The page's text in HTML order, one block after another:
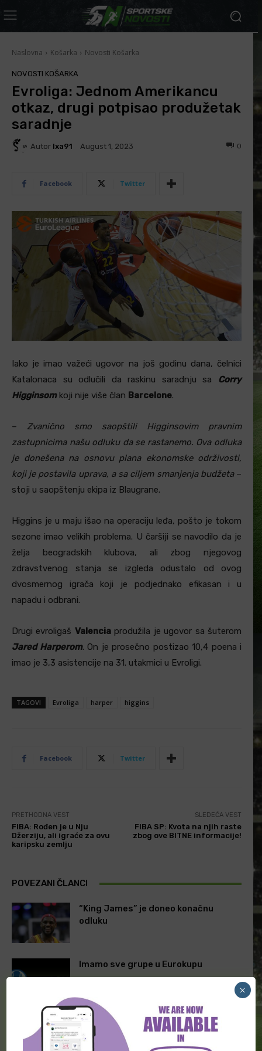
Naslovna Košarka Novosti Košarka
NOVOSTI KOŠARKA
Evroliga: Jednom Amerikancu
otkaz, drugi potpisao produžetak
saradnje
Autor Ixa91 August 1, 2023 0
Facebook Twitter
Iako je imao važeći ugovor na još godinu dana, čelnici
Katalonaca su odlučili da raskinu saradnju sa
Corry
Higginsomkoji nije više član Barcelone.
– Zvanično smo saopštili Higginsovim pravnim
zastupnicima našu odluku da se rastanemo. Ova odluka
je donešena na osnovu plana ekonomske održivosti,
koji je postavila uprava, a sa ciljem smanjenja budžeta–
stoji u saopštenju ekipa iz Blaugrane.
Higgins je u maju išao na operaciju leđa, pošto je tokom
sezone imao velikih problema. U čaršiji se navodilo da je
želja beogradskih klubova, ali zbog njegovog
zdravstvenog stanja se izgleda odustalo od ovog
dvosmernog igrača koji je podjednako efikasan i u
napadu i odbrani.
Drugi evroligaš Valenciaprodužila je ugovor sa šuterom
Jared Harperom. On je prosečno postizao 10,4 poena i
imao je 3,3 asistencije na 31. utakmici u Evroligi.
TAGOVI Evroliga harper higgins
Facebook Twitter
PRETHODNA VEST
FIBA: Rođen je u Nju
Džerziju, ali igraće za ovu
karipsku zemlju
SLEDEĆA VEST
FIBA SP: Kvota na njih raste
zbog ove BITNE informacije!
POVEZANI ČLANCI
“King James” je doneo konačnu
odluku
Imamo sve grupe u Eurokupu
“Orlovi” uverljivi protiv BiH
×